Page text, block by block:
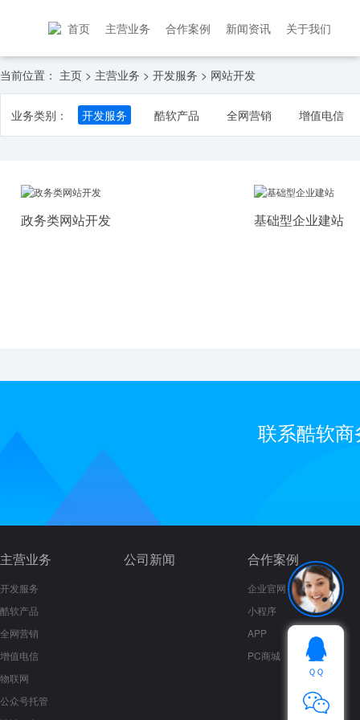
首页 主营业务 合作案例 新闻资讯 关于我们
当前位置： 主页 > 主营业务 > 开发服务 > 网站开发
业务类别： 开发服务 酷软产品 全网营销 增值电信
政务类网站开发 基础型企业建站
联系酷软
ＱＱ
主营业务
开发服务
酷软产品
全网营销
增值电信
物联网
公众号托管
公司新闻 合作案例
企业官网
小程序
APP
PC商城